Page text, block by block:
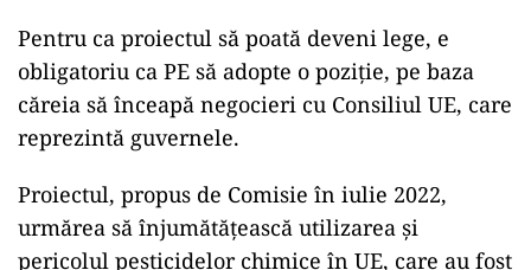
Verzii și alte partide de stânga au votat în cele
din urmă împotriva formei finale a proiectului
de lege, din cauză că o campanie concertată a
Partidului Popular European și a altor grupuri
Wiener a propus ca proiectul să fie retrimis
comisiei de mediu spre revizuire, însă